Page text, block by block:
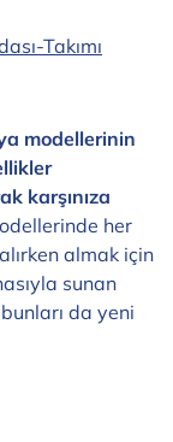
modellerinin
karşınıza
her
almak için
sunan
da yeni